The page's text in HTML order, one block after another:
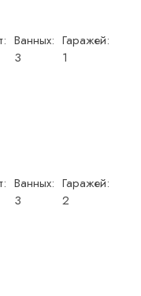
Ванных:
3
Гаражей:
1
Ванных:
3
Гаражей:
2